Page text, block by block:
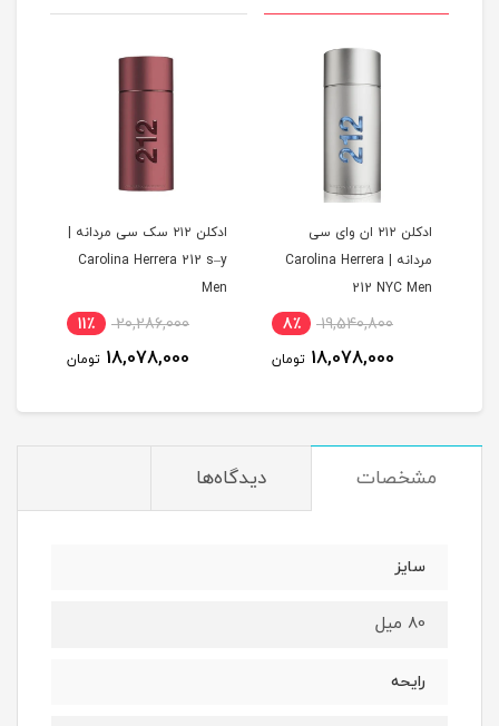
ادکلن ۲۱۲ ان وای سی
مردانه | Carolina Herrera
212 NYC Men
19,540,800 8٪
18,078,000 تومان
ادکلن ۲۱۲ سک سی مردانه |
Carolina Herrera 212 s–y
Men
20,286,000 11٪
18,078,000 تومان
مشخصات دیدگاه‌ها
سایز
80 میل
رایحه